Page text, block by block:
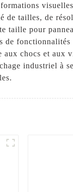
tailles, de
taille pour
chocs et aux
industriel à